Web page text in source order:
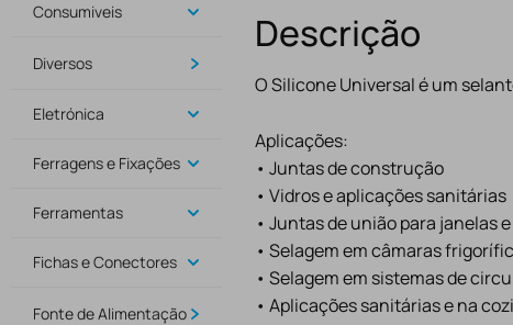
Consumiveis
Diversos
Eletrónica
Ferragens e Fixações
Ferramentas
Fichas e Conectores
Fonte de Alimentação
Descrição
O Silicone Universal é um
Aplicações:
• Juntas de construção
• Vidros e aplicações sanitárias
• Juntas de união para janelas
• Selagem em câmaras
• Selagem em sistemas de
• Aplicações sanitárias e na